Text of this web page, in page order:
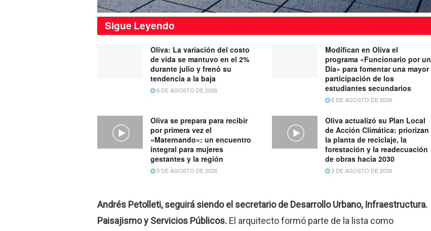
Sigue Leyendo
Oliva: La variación del costo
de vida se mantuvo en el 2%
durante julio y frenó su
tendencia a la baja
6 DE AGOSTO DE 2026
Modifican en Oliva el
programa «Funcionario por un
Día» para fomentar una mayor
participación de los
estudiantes secundarios
6 DE AGOSTO DE 2026
Oliva se prepara para recibir
por primera vez el
«Maternando»: un encuentro
integral para mujeres
gestantes y la región
5 DE AGOSTO DE 2026
Oliva actualizó su Plan Local
de Acción Climática: priorizan
la planta de reciclaje, la
forestación y la readecuación
de obras hacia 2030
3 DE AGOSTO DE 2026
Andrés Petolleti, seguirá siendo el secretario de Desarrollo Urbano, Infraestructura.
Paisajismo y Servicios Públicos. El arquitecto formó parte de la lista como